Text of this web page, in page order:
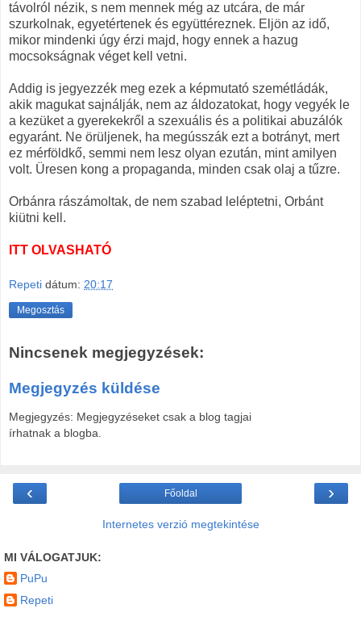
távolról nézik, s nem mennek még az utcára, de már
szurkolnak, egyetértenek és együttéreznek. Eljön az idő,
mikor mindenki úgy érzi majd, hogy ennek a hazug
mocsokságnak véget kell vetni.
Addig is jegyezzék meg ezek a képmutató szemétládák,
akik magukat sajnálják, nem az áldozatokat, hogy vegyék le
a kezüket a gyerekekről a szexuális és a politikai abuzálók
egyaránt. Ne örüljenek, ha megússzák ezt a botrányt, mert
ez mérföldkő, semmi nem lesz olyan ezután, mint amilyen
volt. Üresen kong a propaganda, minden csak olaj a tűzre.
Orbánra rászámoltak, de nem szabad leléptetni, Orbánt
kiütni kell.
ITT OLVASHATÓ
Repeti dátum: 20:17
Megosztás
Nincsenek megjegyzések:
Megjegyzés küldése
Megjegyzés: Megjegyzéseket csak a blog tagjai
írhatnak a blogba.
‹ ›
Főoldal
Internetes verzió megtekintése
MI VÁLOGATJUK:
PuPu
Repeti